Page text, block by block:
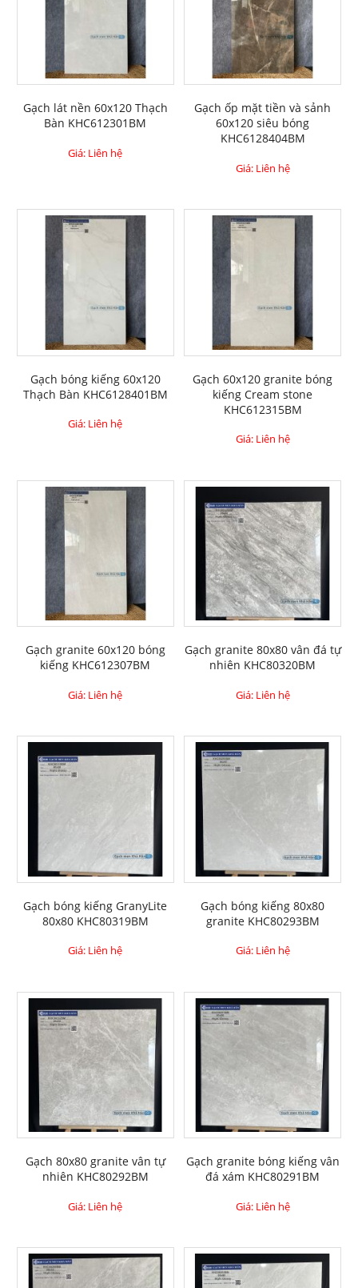
Gạch lát nền 60x120 Thạch
Bàn KHC612301BM
Giá: Liên hệ
Gạch ốp mặt tiền và sảnh
60x120 siêu bóng
KHC6128404BM
Giá: Liên hệ
Gạch bóng kiếng 60x120
Thạch Bàn KHC6128401BM
Giá: Liên hệ
Gạch 60x120 granite bóng
kiếng Cream stone
KHC612315BM
Giá: Liên hệ
Gạch granite 60x120 bóng
kiếng KHC612307BM
Giá: Liên hệ
Gạch granite 80x80 vân đá tự
nhiên KHC80320BM
Giá: Liên hệ
Gạch bóng kiếng GranyLite
80x80 KHC80319BM
Giá: Liên hệ
Gạch bóng kiếng 80x80
granite KHC80293BM
Giá: Liên hệ
Gạch 80x80 granite vân tự
nhiên KHC80292BM
Giá: Liên hệ
Gạch granite bóng kiếng vân
đá xám KHC80291BM
Giá: Liên hệ